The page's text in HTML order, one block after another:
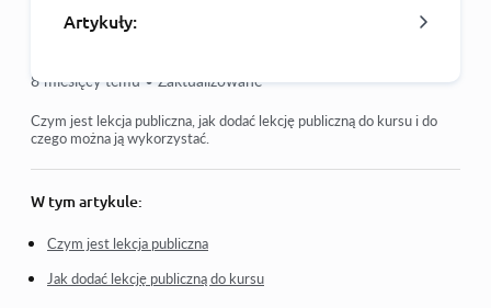
Artykuły:
Jak usunąć kurs
Lekcja publiczna lub próbna
Jak zmienić status lekcji na szkic i ukryć ją przed uczniami
Użycie punktów kontrolnych
8 miesięcy temu • Zaktualizowane
Czym jest lekcja publiczna, jak dodać lekcję publiczną do kursu i do
czego można ją wykorzystać.
W tym artykule:
Czym jest lekcja publiczna
Jak dodać lekcję publiczną do kursu